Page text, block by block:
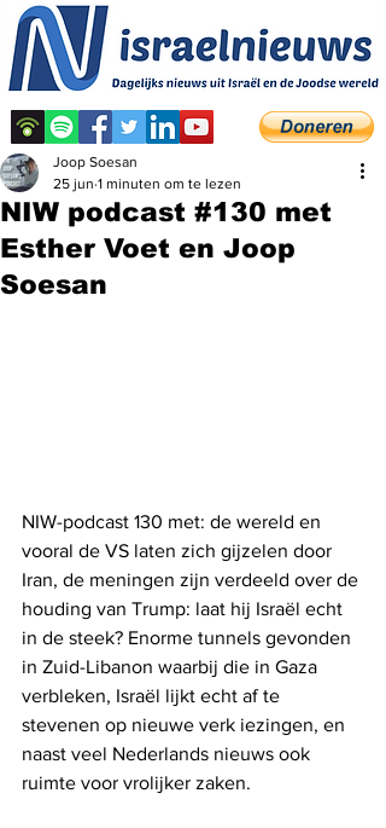
NIW podcast #130 met
Esther Voet en Joop
Soesan
Joop Soesan
25 jun 1 minuten om te lezen
NIW-podcast 130 met: de wereld en
vooral de VS laten zich gijzelen door
Iran, de meningen zijn verdeeld over de
houding van Trump: laat hij Israël echt
in de steek? Enorme tunnels gevonden
in Zuid-Libanon waarbij die in Gaza
verbleken, Israël lijkt echt af te
stevenen op nieuwe verk iezingen, en
naast veel Nederlands nieuws ook
ruimte voor vrolijker zaken.